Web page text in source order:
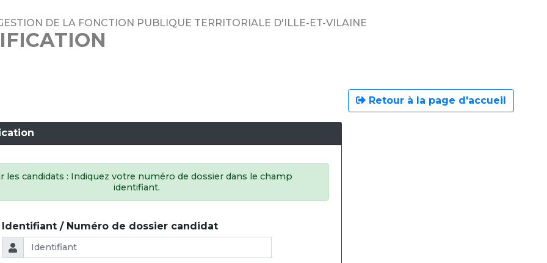
DE LA FONCTION PUBLIQUE TERRITORIALE D'ILLE-ET-VILAINE
Retour à la page d'accueil
les candidats : Indiquez votre numéro de dossier dans le champ
identifiant.
Identifiant / Numéro de dossier candidat